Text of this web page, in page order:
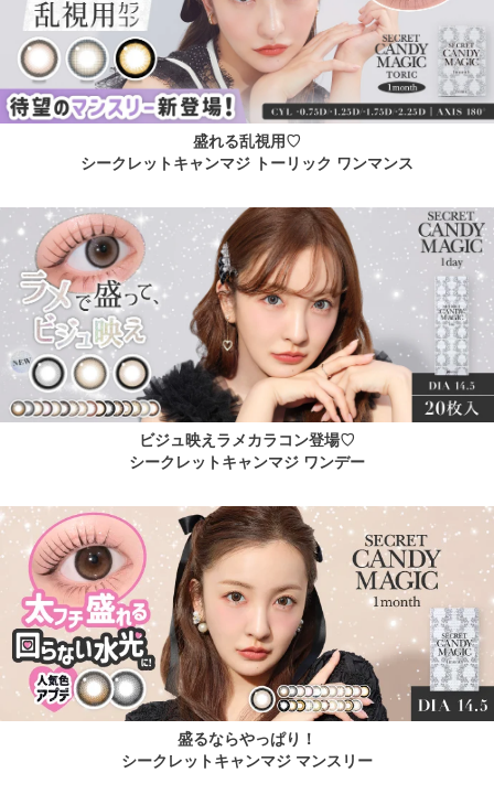
盛れる乱視用♡
シークレットキャンマジ トーリック ワンマンス
ビジュ映えラメカラコン登場♡
シークレットキャンマジ ワンデー
盛るならやっぱり！
シークレットキャンマジ マンスリー